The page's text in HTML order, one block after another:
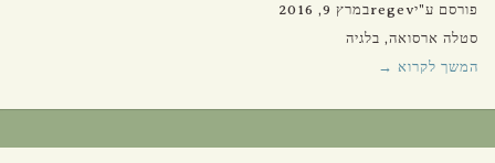
פורסם ע"יregevבמרץ 9, 2016
סטלה ארסואה, בלגיה
המשך לקרוא →